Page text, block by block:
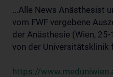
...Alle News Anästhesist
vom FWF vergebene
der Anästhesie (Wien,
von der Universitätsklinik
https://